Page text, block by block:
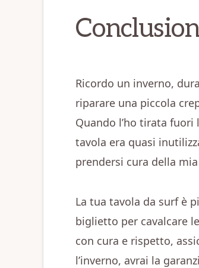
Ricordo un inverno,
riparare una piccola
Quando l’ho tirata fuori
tavola era quasi
prendersi cura della
La tua tavola da surf è
biglietto per cavalcare
con cura e rispetto,
l’inverno, avrai la